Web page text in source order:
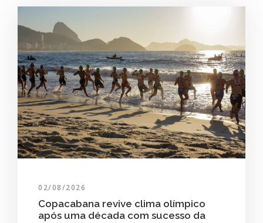
02/08/2026
Copacabana revive clima olímpico
após uma década com sucesso da